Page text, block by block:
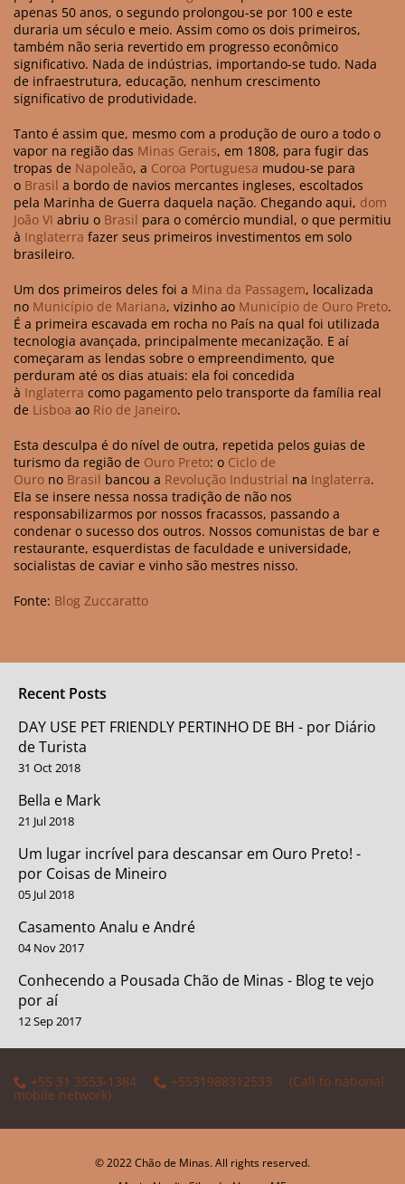
apenas 50 anos, o segundo prolongou-se por 100 e este
duraria um século e meio. Assim como os dois primeiros,
também não seria revertido em progresso econômico
significativo. Nada de indústrias, importando-se tudo. Nada
de infraestrutura, educação, nenhum crescimento
significativo de produtividade.
Tanto é assim que, mesmo com a produção de ouro a todo o
vapor na região das Minas Gerais, em 1808, para fugir das
tropas de Napoleão, a Coroa Portuguesa mudou-se para
o Brasil a bordo de navios mercantes ingleses, escoltados
pela Marinha de Guerra daquela nação. Chegando aqui, dom
João VI abriu o Brasil para o comércio mundial, o que permitiu
à Inglaterra fazer seus primeiros investimentos em solo
brasileiro.
Um dos primeiros deles foi a Mina da Passagem, localizada
no Município de Mariana, vizinho ao Município de Ouro Preto.
É a primeira escavada em rocha no País na qual foi utilizada
tecnologia avançada, principalmente mecanização. E aí
começaram as lendas sobre o empreendimento, que
perduram até os dias atuais: ela foi concedida
à Inglaterra como pagamento pelo transporte da família real
de Lisboa ao Rio de Janeiro.
Esta desculpa é do nível de outra, repetida pelos guias de
turismo da região de Ouro Preto: o Ciclo de
Ouro no Brasil bancou a Revolução Industrial na Inglaterra.
Ela se insere nessa nossa tradição de não nos
responsabilizarmos por nossos fracassos, passando a
condenar o sucesso dos outros. Nossos comunistas de bar e
restaurante, esquerdistas de faculdade e universidade,
socialistas de caviar e vinho são mestres nisso.
Fonte: Blog Zuccaratto
Recent Posts
DAY USE PET FRIENDLY PERTINHO DE BH - por Diário
de Turista
31 Oct 2018
Bella e Mark
21 Jul 2018
Um lugar incrível para descansar em Ouro Preto! -
por Coisas de Mineiro
05 Jul 2018
Casamento Analu e André
04 Nov 2017
Conhecendo a Pousada Chão de Minas - Blog te vejo
por aí
12 Sep 2017
+55 31 3553-1384 +5531988312533
(Call to national
mobile network)
© 2022 Chão de Minas. All rights reserved.